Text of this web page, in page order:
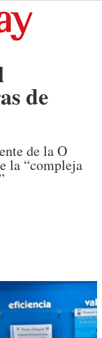
de
de la O
la “compleja